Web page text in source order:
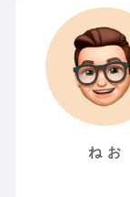
ね お